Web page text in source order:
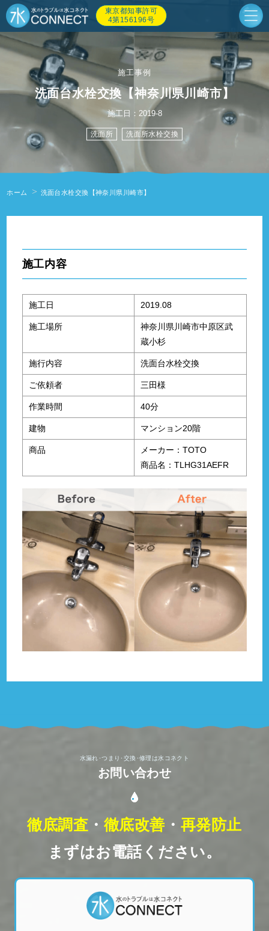
東京都知事許可
4第156196号
施工事例
洗面台水栓交換【神奈川県川崎市】
施工日：2019-8
洗面所 洗面所水栓交換
ホーム 洗面台水栓交換【神奈川県川崎市】
施工内容
施工日 2019.08
施工場所
神奈川県川崎市中原区武
蔵小杉
施行内容 洗面台水栓交換
ご依頼者 三田様
作業時間 40分
建物 マンション20階
商品
メーカー：TOTO
商品名：TLHG31AEFR
水漏れ･つまり･交換･修理は水コネクト
お問い合わせ
徹底調査 ・ 徹底改善 ・ 再発防止
まずはお電話ください。